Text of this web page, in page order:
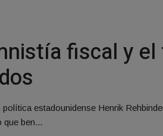
fiscal y
estadounidense Henrik
que ben...